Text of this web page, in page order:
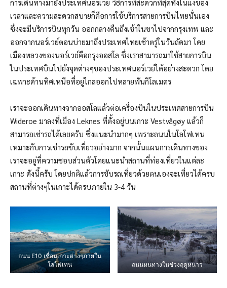
การเดินทางมายังประเทศนอร์เวย์ วิธีการที่สะดวกที่สุดทั้งในแง่ของ
เวลาและความสะดวกสบายก็คือการใช้บริการสายการบินไทยนั่นเอง
ซึ่งจะมีบริการบินทุกวัน ออกกลางคืนถึงเช้าในขาไปจากกรุงเทพ และ
ออกจากนอร์เวย์ตอนบ่ายมาถึงประเทศไทยเช้าตรู่ในวันถัดมา โดย
เมืองหลวงของนอร์เวย์คือกรุงออสโล ซึ่งเราสามารถมาใช้สายการบิน
ในประเทศบินไปยังจุดต่างๆของประเทศนอร์เวย์ได้อย่างสะดวก โดย
เฉพาะด้านทิศเหนือที่อยู่ไกลออกไปหลายพันกิโลเมตร
เราจะออกเดินทางจากออสโลแล้วต่อเครื่องบินในประเทศสายการบิน
Wideroe มาลงที่เมือง Leknes ที่ตั้งอยู่บนเกาะ Vestvågøy แล้วก็
สามารถเช่ารถได้เลยครับ ซึ่งแนะนำมากๆ เพราะถนนในโลโฟเทน
เหมาะกับการเช่ารถขับเที่ยวอย่างมาก จากนั้นแผนการเดินทางของ
เราจะอยู่ที่ความชอบส่วนตัวโดยแนะนำสถานที่ท่องเที่ยวในแต่ละ
เกาะ ดังนี้ครับ โดยปกติแล้วการขับรถเที่ยวด้วยตนเองจะเที่ยวได้ครบ
สถานที่ต่างๆในเกาะได้ครบภายใน 3-4 วัน
ถนน E10 เชื่อมเกาะต่างๆภายใน
โลโฟเทน
ถนนหนทางในช่วงฤดูหนาว